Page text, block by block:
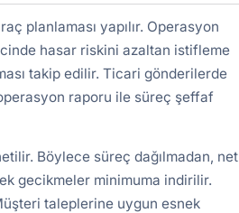
planlaması yapılır. Operasyon
hasar riskini azaltan istifleme
takip edilir. Ticari gönderilerde
raporu ile süreç şeffaf
Böylece süreç dağılmadan, net
gecikmeler minimuma indirilir.
taleplerine uygun esnek